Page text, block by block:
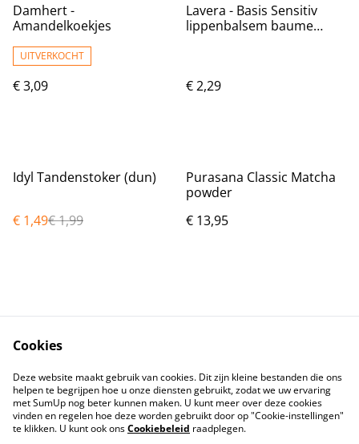
Damhert -
Amandelkoekjes
UITVERKOCHT
€ 3,09
Lavera - Basis Sensitiv
lippenbalsem baume
€ 2,29
%
Idyl Tandenstoker (dun)
€ 1,49€ 1,99
Purasana Classic Matcha
powder
€ 13,95
Contact
Voorwaarden
Privacybeleid
Cookiebeleid
Cookies
Deze website maakt gebruik van cookies. Dit zijn kleine bestanden die ons
helpen te begrijpen hoe u onze diensten gebruikt, zodat we uw ervaring
met SumUp nog beter kunnen maken. U kunt meer over deze cookies
vinden en regelen hoe deze worden gebruikt door op "Cookie-instellingen"
te klikken. U kunt ook onsCookiebeleid raadplegen.